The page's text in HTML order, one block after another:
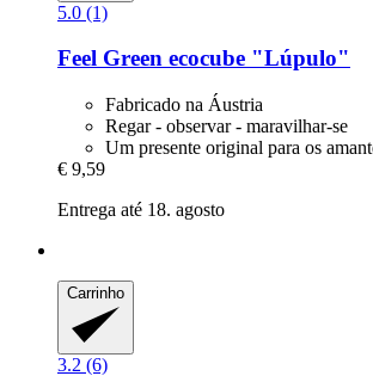
5.0 (1)
Feel Green ecocube "Lúpulo"
Fabricado na Áustria
Regar - observar - maravilhar-se
Um presente original para os
€ 9,59
Entrega até 18. agosto
Carrinho
3.2 (6)